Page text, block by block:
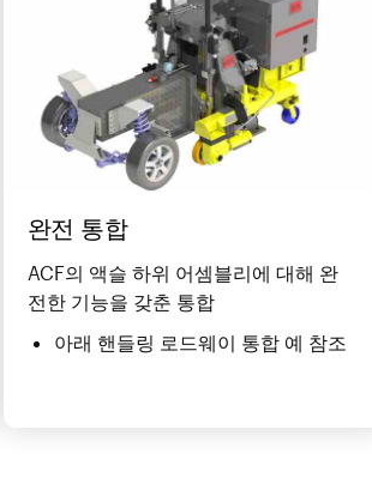
완전 통합
ACF의 액슬 하위 어셈블리에 대해 완
전한 기능을 갖춘 통합
아래 핸들링 로드웨이 통합 예 참조